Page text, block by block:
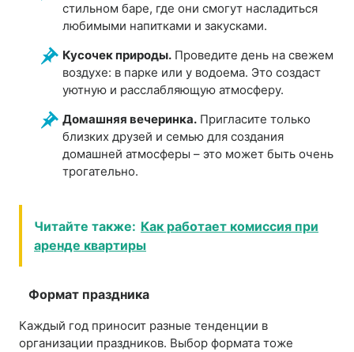
стильном баре, где они смогут насладиться
любимыми напитками и закусками.
Кусочек природы. Проведите день на свежем
воздухе: в парке или у водоема. Это создаст
уютную и расслабляющую атмосферу.
Домашняя вечеринка. Пригласите только
близких друзей и семью для создания
домашней атмосферы – это может быть очень
трогательно.
Читайте также: Как работает комиссия при
аренде квартиры
Формат праздника
Каждый год приносит разные тенденции в
организации праздников. Выбор формата тоже